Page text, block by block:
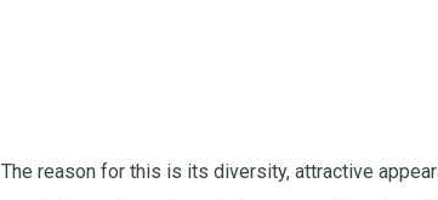
The reason for this is its diversity, attractive